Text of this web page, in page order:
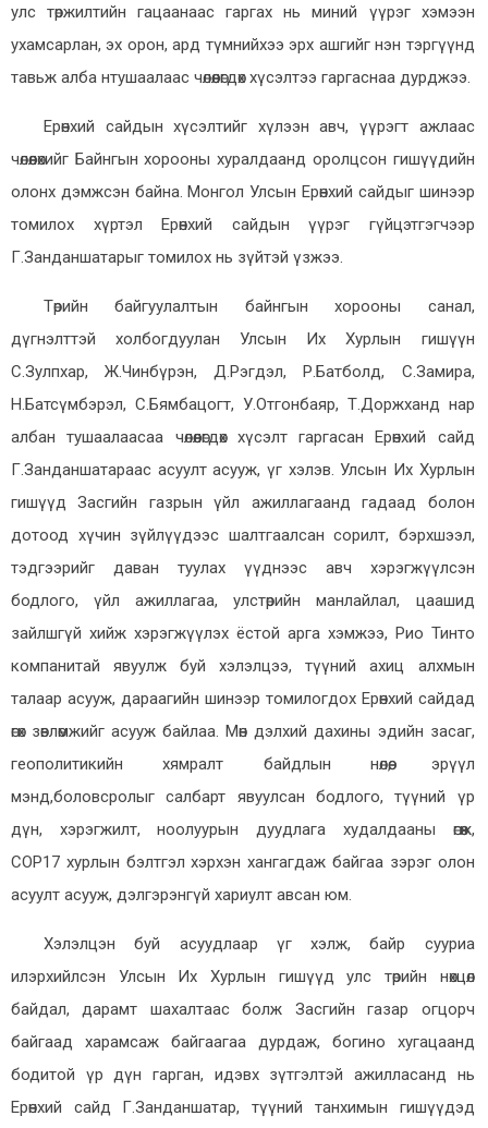
улс төржилтийн гацаанаас гаргах нь миний үүрэг хэмээн
ухамсарлан, эх орон, ард түмнийхээ эрх ашгийг нэн тэргүүнд
тавьж алба нтушаалаас чөлөөлөгдөх хүсэлтээ гаргаснаа дурджээ.
Ерөнхий сайдын хүсэлтийг хүлээн авч, үүрэгт ажлаас
чөлөөлөхийг Байнгын хорооны хуралдаанд оролцсон гишүүдийн
олонх дэмжсэн байна. Монгол Улсын Ерөнхий сайдыг шинээр
томилох хүртэл Ерөнхий сайдын үүрэг гүйцэтгэгчээр
Г.Занданшатарыг томилох нь зүйтэй үзжээ.
Төрийн байгуулалтын байнгын хорооны санал,
дүгнэлттэй холбогдуулан Улсын Их Хурлын гишүүн
С.Зулпхар, Ж.Чинбүрэн, Д.Рэгдэл, Р.Батболд, С.Замира,
Н.Батсүмбэрэл, С.Бямбацогт, У.Отгонбаяр, Т.Доржханд нар
албан тушаалаасаа чөлөөлөгдөх хүсэлт гаргасан Ерөнхий сайд
Г.Занданшатараас асуулт асууж, үг хэлэв. Улсын Их Хурлын
гишүүд Засгийн газрын үйл ажиллагаанд гадаад болон
дотоод хүчин зүйлүүдээс шалтгаалсан сорилт, бэрхшээл,
тэдгээрийг даван туулах үүднээс авч хэрэгжүүлсэн
бодлого, үйл ажиллагаа, улстөрийн манлайлал, цаашид
зайлшгүй хийж хэрэгжүүлэх ёстой арга хэмжээ, Рио Тинто
компанитай явуулж буй хэлэлцээ, түүний ахиц алхмын
талаар асууж, дараагийн шинээр томилогдох Ерөнхий сайдад
өгөх зөвлөмжийг асууж байлаа. Мөн дэлхий дахины эдийн засаг,
геополитикийн хямралт байдлын нөлөө, эрүүл
мэнд,боловсролыг салбарт явуулсан бодлого, түүний үр
дүн, хэрэгжилт, ноолуурын дуудлага худалдааны өгөөж,
COP17 хурлын бэлтгэл хэрхэн хангагдаж байгаа зэрэг олон
асуулт асууж, дэлгэрэнгүй хариулт авсан юм.
Хэлэлцэн буй асуудлаар үг хэлж, байр сууриа
илэрхийлсэн Улсын Их Хурлын гишүүд улс төрийн нөхцөл
байдал, дарамт шахалтаас болж Засгийн газар огцорч
байгаад харамсаж байгаагаа дурдаж, богино хугацаанд
бодитой үр дүн гарган, идэвх зүтгэлтэй ажилласанд нь
Ерөнхий сайд Г.Занданшатар, түүний танхимын гишүүдэд